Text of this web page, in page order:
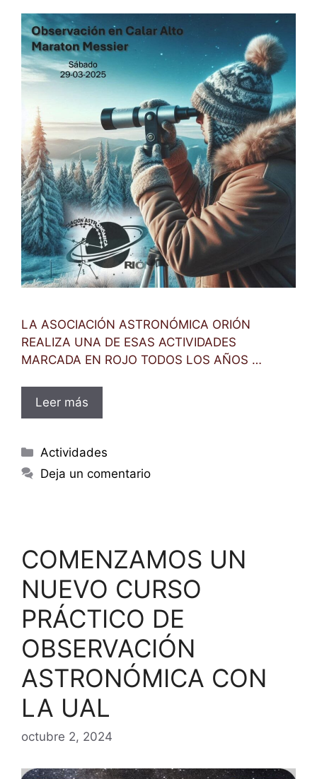
LA ASOCIACIÓN ASTRONÓMICA ORIÓN
REALIZA UNA DE ESAS ACTIVIDADES
MARCADA EN ROJO TODOS LOS AÑOS …
Leer más
Categorías
Actividades
Deja un comentario
COMENZAMOS UN
NUEVO CURSO
PRÁCTICO DE
OBSERVACIÓN
ASTRONÓMICA CON
LA UAL
octubre 2, 2024